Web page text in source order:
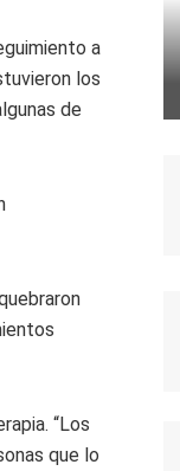
a
los
de
“Los
que lo